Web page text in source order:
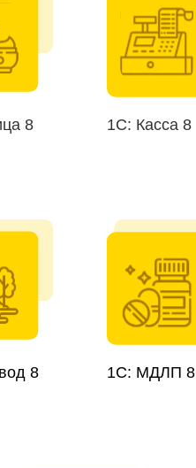
8 1C: Касса 8
8 1С: МДЛП 8